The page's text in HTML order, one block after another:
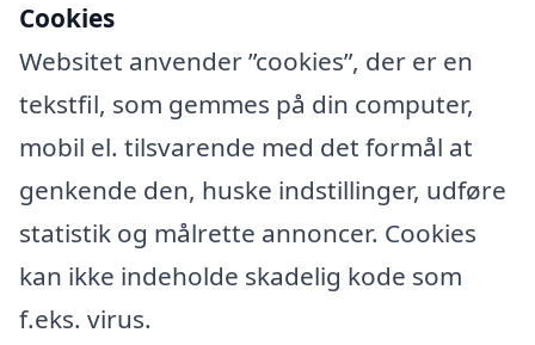
Cookies
Websitet anvender ”cookies”, der er en
tekstfil, som gemmes på din computer,
mobil el. tilsvarende med det formål at
genkende den, huske indstillinger, udføre
statistik og målrette annoncer. Cookies
kan ikke indeholde skadelig kode som
f.eks. virus.